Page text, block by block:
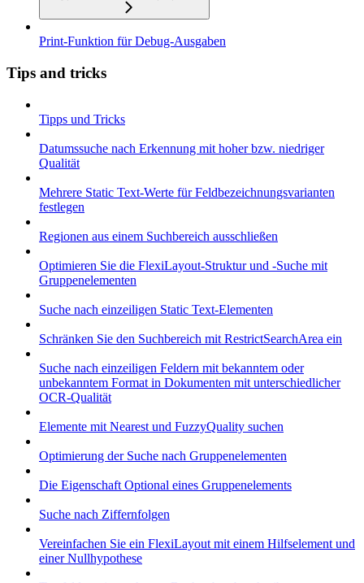
Print-Funktion für Debug-Ausgaben
Tips and tricks
Tipps und Tricks
Datumssuche nach Erkennung mit hoher bzw. niedriger
Qualität
Mehrere Static Text-Werte für Feldbezeichnungsvarianten
festlegen
Regionen aus einem Suchbereich ausschließen
Optimieren Sie die FlexiLayout-Struktur und -Suche mit
Gruppenelementen
Suche nach einzeiligen Static Text-Elementen
Schränken Sie den Suchbereich mit RestrictSearchArea ein
Suche nach einzeiligen Feldern mit bekanntem oder
unbekanntem Format in Dokumenten mit unterschiedlicher
OCR-Qualität
Elemente mit Nearest und FuzzyQuality suchen
Optimierung der Suche nach Gruppenelementen
Die Eigenschaft Optional eines Gruppenelements
Suche nach Ziffernfolgen
Vereinfachen Sie ein FlexiLayout mit einem Hilfselement und
einer Nullhypothese